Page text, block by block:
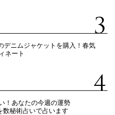
デニムジャケットを購入！春気
ネート
！あなたの今週の運勢
数秘術占いで占います